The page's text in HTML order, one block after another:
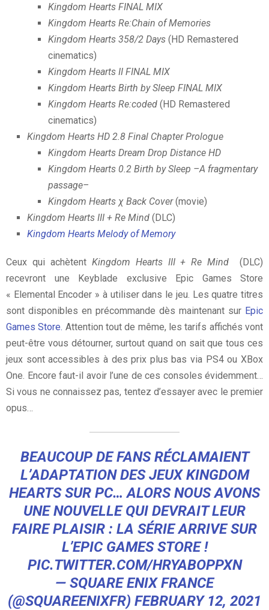
Kingdom Hearts FINAL MIX
Kingdom Hearts Re:Chain of Memories
Kingdom Hearts 358/2 Days (HD Remastered
cinematics)
Kingdom Hearts II FINAL MIX
Kingdom Hearts Birth by Sleep FINAL MIX
Kingdom Hearts Re:coded (HD Remastered
cinematics)
Kingdom Hearts HD 2.8 Final Chapter Prologue
Kingdom Hearts Dream Drop Distance HD
Kingdom Hearts 0.2 Birth by Sleep –A fragmentary
passage–
Kingdom Hearts χ Back Cover(movie)
Kingdom Hearts III + Re Mind (DLC)
Kingdom Hearts Melody of Memory
Ceux qui achètent Kingdom Hearts III + Re Mind (DLC)
recevront une Keyblade exclusive Epic Games Store
« Elemental Encoder » à utiliser dans le jeu. Les quatre titres
sont disponibles en précommande dès maintenant sur Epic
Games Store. Attention tout de même, les tarifs affichés vont
peut-être vous détourner, surtout quand on sait que tous ces
jeux sont accessibles à des prix plus bas via PS4 ou XBox
One. Encore faut-il avoir l’une de ces consoles évidemment…
Si vous ne connaissez pas, tentez d’essayer avec le premier
opus…
BEAUCOUP DE FANS RÉCLAMAIENT
L’ADAPTATION DES JEUX KINGDOM
HEARTS SUR PC… ALORS NOUS AVONS
UNE NOUVELLE QUI DEVRAIT LEUR
FAIRE PLAISIR : LA SÉRIE ARRIVE SUR
L’EPIC GAMES STORE !
PIC.TWITTER.COM/HRYABOPPXN
— SQUARE ENIX FRANCE
(@SQUAREENIXFR) FEBRUARY 12, 2021